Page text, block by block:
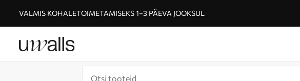
VALMIS KOHALETOIMETAMISEKS 1–3 PÄEVA JOOKSUL